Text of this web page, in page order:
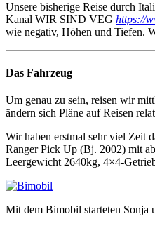
Unsere bisherige Reise durch
Kanal WIR SIND VEG https://
wie negativ, Höhen und Tiefen.
Das Fahrzeug
Um genau zu sein, reisen wir
ändern sich Pläne auf Reisen
Wir haben erstmal sehr viel Zeit
Ranger Pick Up (Bj. 2002) mit
Leergewicht 2640kg, 4×4-
Mit dem Bimobil starteten Sonja